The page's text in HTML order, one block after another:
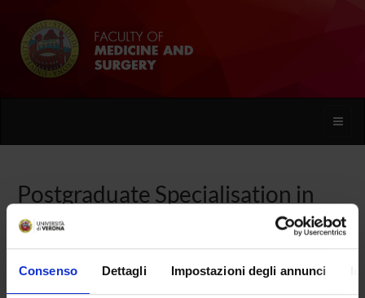
Consenso Dettagli Impostazioni degli annunci
Toggle
Postgraduate Specialisation in
Paediatrics
Home